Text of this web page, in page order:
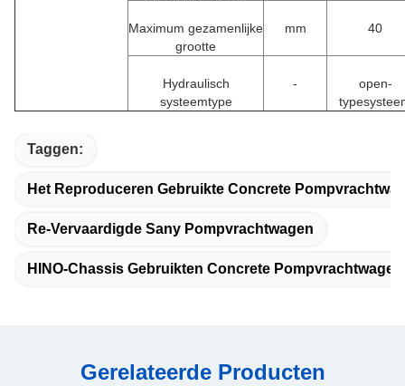
Maximum gezamenlijke
grootte
mm 40
Hydraulisch
systeemtype
-
open-
Taggen:
Het Reproduceren Gebruikte Concrete
Re-Vervaardigde Sany Pompvrachtwagen
HINO-Chassis Gebruikten Concrete Pompvrachtwagen
Gerelateerde Producten